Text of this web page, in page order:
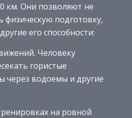
км. Они позволяют не
физическую подготовку,
его способности:
Человеку
гористые
через водоемы и другие
на ровной